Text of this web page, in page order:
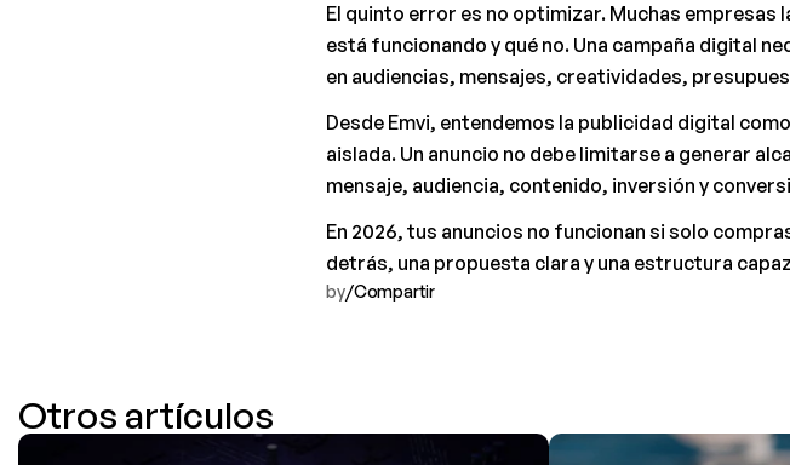
El quinto error es no optimizar. Muchas empresas
está funcionando y qué no. Una campaña digital
en audiencias, mensajes, creatividades,
Desde Emvi, entendemos la publicidad digital
aislada. Un anuncio no debe limitarse a generar
mensaje, audiencia, contenido, inversión y
En 2026, tus anuncios no funcionan si solo
detrás, una propuesta clara y una estructura
by/Compartir
Otros artículos